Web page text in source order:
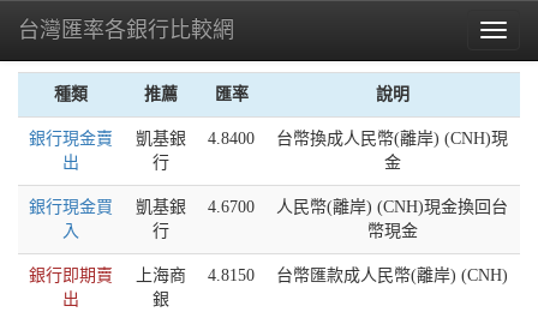
Toggle
台灣匯率各銀行比較網
種類 推薦 匯率 說明
銀行現金賣
出
凱基銀
行
4.8400
台幣換成人民幣(離岸) (CNH)現
金
銀行現金買
入
凱基銀
行
4.6700
人民幣(離岸) (CNH)現金換回台
幣現金
銀行即期賣
出
上海商
銀
4.8150 台幣匯款成人民幣(離岸) (CNH)